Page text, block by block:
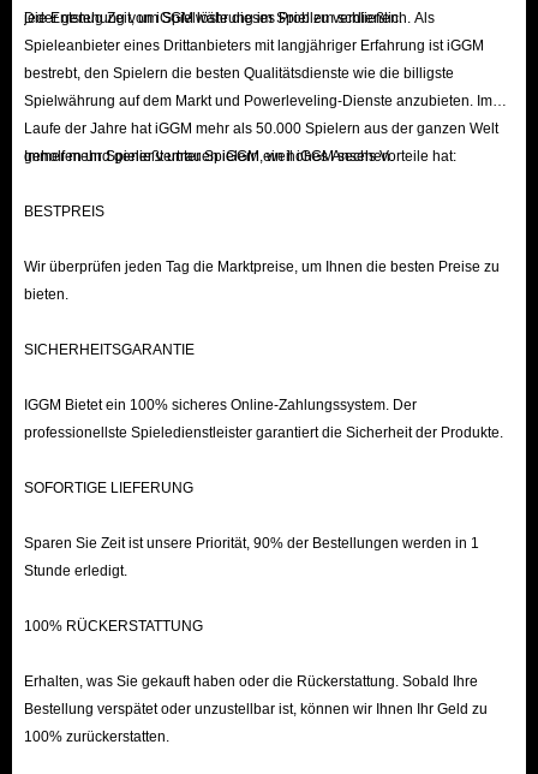
überspringen, damit Sie sich einfach auf den Spielspaß
konzentrieren können.
Über Dreadmyst
Dreadmystist ein kostenloses Fantasy-MMORPG im Retro-
Das Spiel ist bekannt für seinen nostalgischen Look, ein
tiefgreifendes Anpassungssystem und ein rein non-
eine Fantasy-Welt zu erkunden, die von mutierten
Kreaturen heimgesucht wird. Dreadmyst Online zielt
Erkundung und Dungeon-Abenteuern liegt.
Obwohl Dreadmyst aufgrund seines Spielgefühls schnell
Spieleransturm zu Herausforderungen wie Login-
Verzögerungen, Speicherlecks und Abstürzen geführt.
Dennoch bietet es eine authentische Retro-Erfahrung für
alle, die klassische Spielmechaniken vermissen und
jeder genug Zeit, um Spielwährung im Spiel zu verdienen.
Die Entstehung von iGGM löste dieses Problem schließlich. Als
Spieleanbieter eines Drittanbieters mit langjähriger Erfahrung ist iGGM
bestrebt, den Spielern die besten Qualitätsdienste wie die billigste
Spielwährung auf dem Markt und Powerleveling-Dienste anzubieten. Im
Laufe der Jahre hat iGGM mehr als 50.000 Spielern aus der ganzen Welt
geholfen und genießt unter Spielern ein hohes Ansehen.
Immer mehr Spieler vertrauen iGGM, weil iGGM sechs Vorteile hat:
BESTPREIS
Wir überprüfen jeden Tag die Marktpreise, um Ihnen die besten Preise zu
bieten.
SICHERHEITSGARANTIE
IGGM Bietet ein 100% sicheres Online-Zahlungssystem. Der
professionellste Spieledienstleister garantiert die Sicherheit der Produkte.
SOFORTIGE LIEFERUNG
Sparen Sie Zeit ist unsere Priorität, 90% der Bestellungen werden in 1
Stunde erledigt.
100% RÜCKERSTATTUNG
Erhalten, was Sie gekauft haben oder die Rückerstattung. Sobald Ihre
Bestellung verspätet oder unzustellbar ist, können wir Ihnen Ihr Geld zu
100% zurückerstatten.